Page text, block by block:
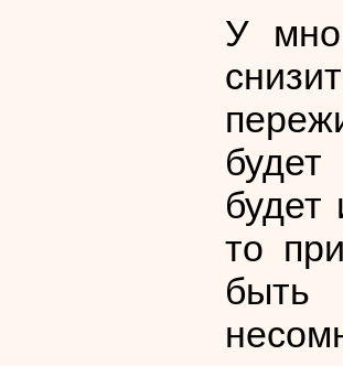
У
будет
то
быть